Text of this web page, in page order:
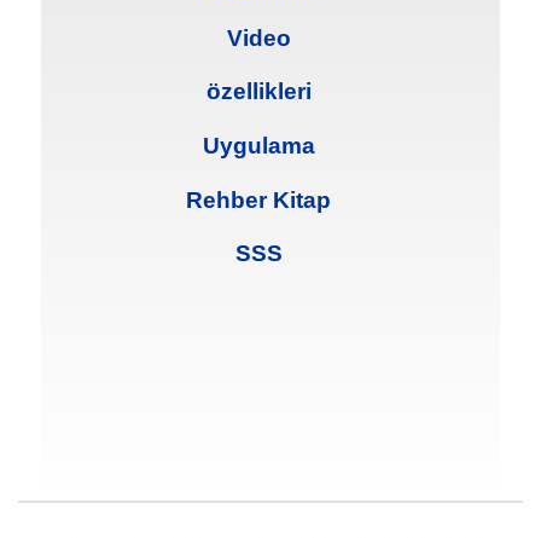
Video
özellikleri
Uygulama
Rehber Kitap
SSS